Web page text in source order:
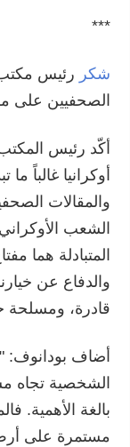
***
شكر رئيس مكتب
الصحفيين على
أكّد رئيس
أوكرانيا غالباً ما
والمقالات
الشعب
المتبادلة هما
والدفاع عن
قادرة، ومسلحة
أضاف بودانوف:
الشخصية تجاه
بالغة الأهمية.
مستمرة على أرض